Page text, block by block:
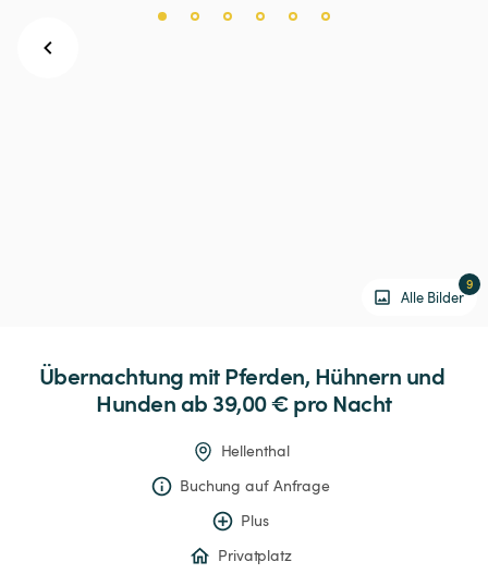
Alle Bilder
9
Übernachtung mitPferden, Hühnern und
Hunden ab 39,00 € pro Nacht
Hellenthal
Buchung auf Anfrage
Plus
Privatplatz